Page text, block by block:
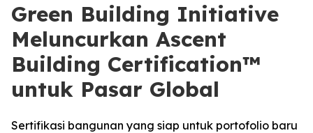
Green Building Initiative
Meluncurkan Ascent
Building Certification™
untuk Pasar Global
Sertifikasi bangunan yang siap untuk portofolio baru